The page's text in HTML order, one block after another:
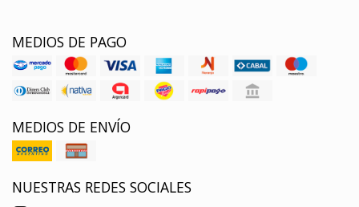
MEDIOS DE PAGO
MEDIOS DE ENVÍO
NUESTRAS REDES SOCIALES